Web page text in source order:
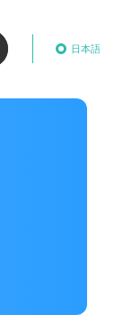
日本語